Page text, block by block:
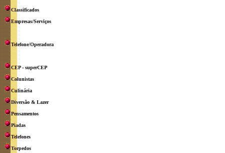
Classificados
Empresas/Serviços
Telefone/Operadora
CEP - superCEP
Colunistas
Culinária
Diversão & Lazer
Pensamentos
Piadas
Telefones
Torpedos